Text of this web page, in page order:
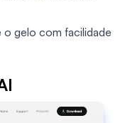
o gelo com facilidade